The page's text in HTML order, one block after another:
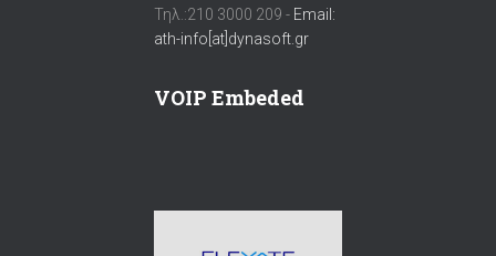
Τηλ.:210 3000 209 - Email:
ath-info[at]dynasoft.gr
VOIP Embeded